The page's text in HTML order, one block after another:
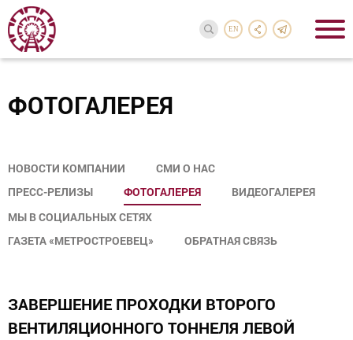
EN
ФОТОГАЛЕРЕЯ
НОВОСТИ КОМПАНИИ
СМИ О НАС
ПРЕСС-РЕЛИЗЫ
ФОТОГАЛЕРЕЯ
ВИДЕОГАЛЕРЕЯ
МЫ В СОЦИАЛЬНЫХ СЕТЯХ
ГАЗЕТА «МЕТРОСТРОЕВЕЦ»
ОБРАТНАЯ СВЯЗЬ
ЗАВЕРШЕНИЕ ПРОХОДКИ ВТОРОГО
ВЕНТИЛЯЦИОННОГО ТОННЕЛЯ ЛЕВОЙ